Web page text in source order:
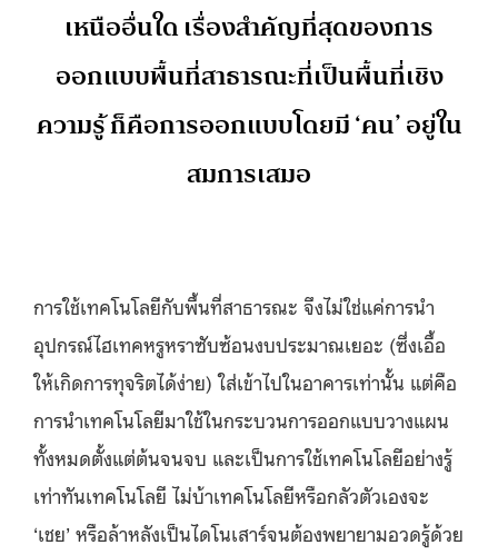
เหนืออื่นใด เรื่องสำคัญที่สุดของการ
ออกแบบพื้นที่สาธารณะที่เป็นพื้นที่เชิง
ความรู้ ก็คือการออกแบบโดยมี ‘คน’ อยู่ใน
สมการเสมอ
การใช้เทคโนโลยีกับพื้นที่สาธารณะ จึงไม่ใช่แค่การนำ
อุปกรณ์ไฮเทคหรูหราซับซ้อนงบประมาณเยอะ (ซึ่งเอื้อ
ให้เกิดการทุจริตได้ง่าย) ใส่เข้าไปในอาคารเท่านั้น แต่คือ
การนำเทคโนโลยีมาใช้ในกระบวนการออกแบบวางแผน
ทั้งหมดตั้งแต่ต้นจนจบ และเป็นการใช้เทคโนโลยีอย่างรู้
เท่าทันเทคโนโลยี ไม่บ้าเทคโนโลยีหรือกลัวตัวเองจะ
‘เชย’ หรือล้าหลังเป็นไดโนเสาร์จนต้องพยายามอวดรู้ด้วย